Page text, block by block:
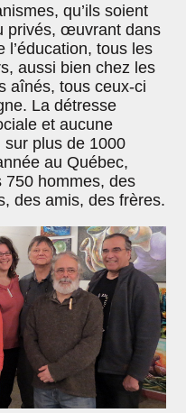
qu’ils soient
privés, œuvrant dans
l’éducation, tous les
aussi bien chez les
aînés, tous ceux-ci
La détresse
et aucune
plus de 1000
au Québec,
750 hommes, des
des amis, des frères.